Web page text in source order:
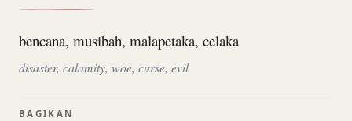
bencana, musibah, malapetaka, celaka
disaster, calamity, woe, curse, evil
BAGIKAN